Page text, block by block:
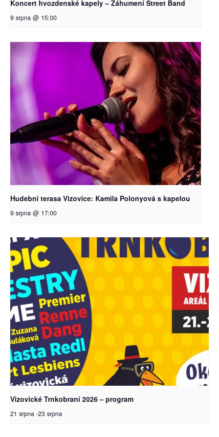
Koncert hvozdenské kapely – Záhumení Street Band
9 srpna @ 15:00
Hudební terasa Vizovice: Kamila Polonyová s kapelou
9 srpna @ 17:00
Vizovické Trnkobraní 2026 – program
21 srpna -23 srpna